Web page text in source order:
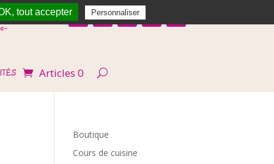
Articles 0
Boutique
Cours de cuisine
tout accepter Personnaliser